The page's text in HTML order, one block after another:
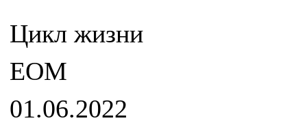
Цикл жизни
EOM
01.06.2022